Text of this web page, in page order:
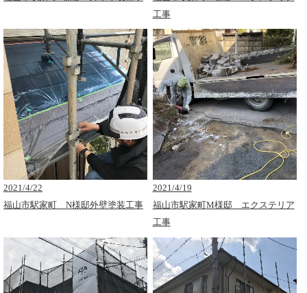
工事
2021/4/22
福山市駅家町 N様邸外壁塗装工事
2021/4/19
福山市駅家町M様邸 エクステリア
工事